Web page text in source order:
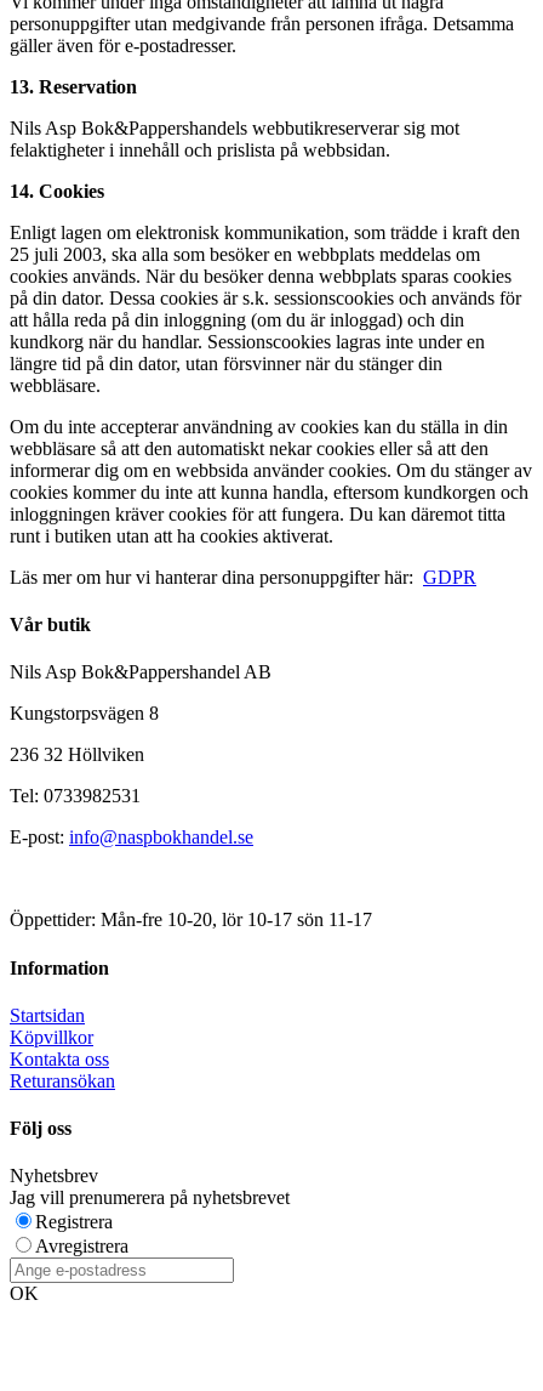
personuppgifter utan medgivande från personen ifråga. Detsamma
gäller även för e-postadresser.
13. Reservation
Nils Asp Bok&Pappershandels webbutikreserverar sig mot
felaktigheter i innehåll och prislista på webbsidan.
14. Cookies
Enligt lagen om elektronisk kommunikation, som trädde i kraft den
25 juli 2003, ska alla som besöker en webbplats meddelas om
cookies används. När du besöker denna webbplats sparas cookies
på din dator. Dessa cookies är s.k. sessionscookies och används för
att hålla reda på din inloggning (om du är inloggad) och din
kundkorg när du handlar. Sessionscookies lagras inte under en
längre tid på din dator, utan försvinner när du stänger din
webbläsare.
Om du inte accepterar användning av cookies kan du ställa in din
webbläsare så att den automatiskt nekar cookies eller så att den
informerar dig om en webbsida använder cookies. Om du stänger av
cookies kommer du inte att kunna handla, eftersom kundkorgen och
inloggningen kräver cookies för att fungera. Du kan däremot titta
runt i butiken utan att ha cookies aktiverat.
Läs mer om hur vi hanterar dina personuppgifter här: GDPR
Vår butik
Nils Asp Bok&Pappershandel AB
Kungstorpsvägen 8
236 32 Höllviken
Tel: 0733982531
E-post: info@naspbokhandel.se
Öppettider: Mån-fre 10-20, lör 10-17 sön 11-17
Information
Startsidan
Köpvillkor
Kontakta oss
Returansökan
Följ oss
Nyhetsbrev
Jag vill prenumerera på nyhetsbrevet
Registrera
Avregistrera
OK